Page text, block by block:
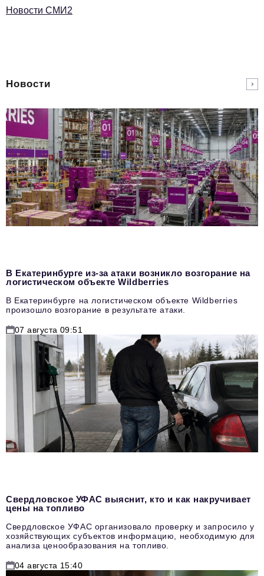
Новости СМИ2
Новости
В Екатеринбурге из-за атаки возникло возгорание на
логистическом объекте Wildberries
В Екатеринбурге на логистическом объекте Wildberries
произошло возгорание в результате атаки.
07 августа 09:51
Свердловское УФАС выяснит, кто и как накручивает
цены на топливо
Свердловское УФАС организовало проверку и запросило у
хозяйствующих субъектов информацию, необходимую для
анализа ценообразования на топливо.
04 августа 15:40